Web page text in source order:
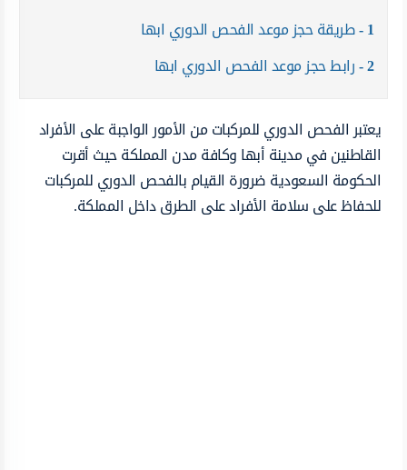
1 طريقة حجز موعد الفحص الدوري ابها
2 رابط حجز موعد الفحص الدوري ابها
يعتبر الفحص الدوري للمركبات من الأمور الواجبة على الأفراد
القاطنين في مدينة أبها وكافة مدن المملكة حيث أقرت
الحكومة السعودية ضرورة القيام بالفحص الدوري للمركبات
للحفاظ على سلامة الأفراد على الطرق داخل المملكة.